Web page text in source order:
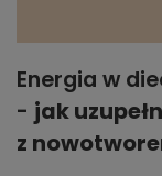
Energia w
- jak
z